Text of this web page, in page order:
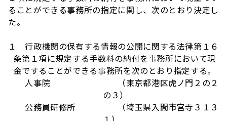
ることができる事務所の指定に関し、次のとおり決定し
た。
１ 行政機関の保有する情報の公開に関する法律第１６
条第１項に規定する手数料の納付を事務所において現
金ですることができる事務所を次のとおり指定する。
人事院 （東京都港区虎ノ門２の２
の３）
公務員研修所 （埼玉県入間市宮寺３１３